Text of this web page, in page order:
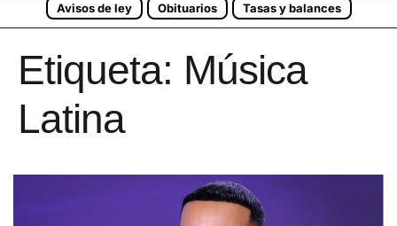
Avisos de ley Obituarios Tasas y balances
Etiqueta: Música
Latina